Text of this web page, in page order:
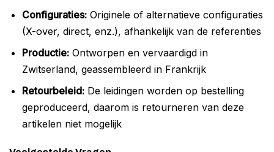
Configuraties:Originele of alternatieve configuraties
(X-over, direct, enz.), afhankelijk van de referenties
Productie:Ontworpen en vervaardigd in
Zwitserland, geassembleerd in Frankrijk
Retourbeleid:De leidingen worden op bestelling
geproduceerd, daarom is retourneren van deze
artikelen niet mogelijk